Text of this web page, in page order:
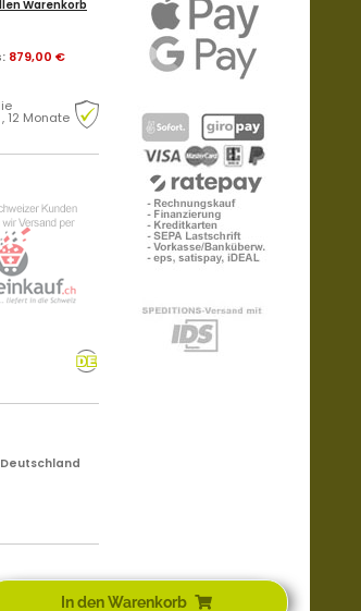
Warenkorb
: 879,00 €
, 12 Monate
In den Warenkorb